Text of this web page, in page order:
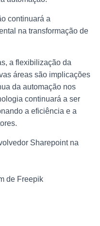
continuará a
na transformação de
a flexibilização da
áreas são implicações
da automação nos
continuará a ser
a eficiência e a
Sharepoint na
de Freepik